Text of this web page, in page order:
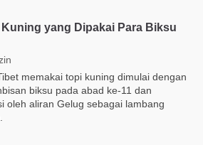
yang Dipakai Para Biksu
memakai topi kuning dimulai dengan
biksu pada abad ke-11 dan
oleh aliran Gelug sebagai lambang